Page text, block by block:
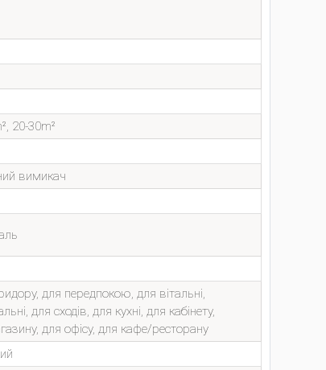
20-30m²
вимикач
для передпокою, для вітальні,
для сходів, для кухні, для кабінету,
для офісу, для кафе/ресторану